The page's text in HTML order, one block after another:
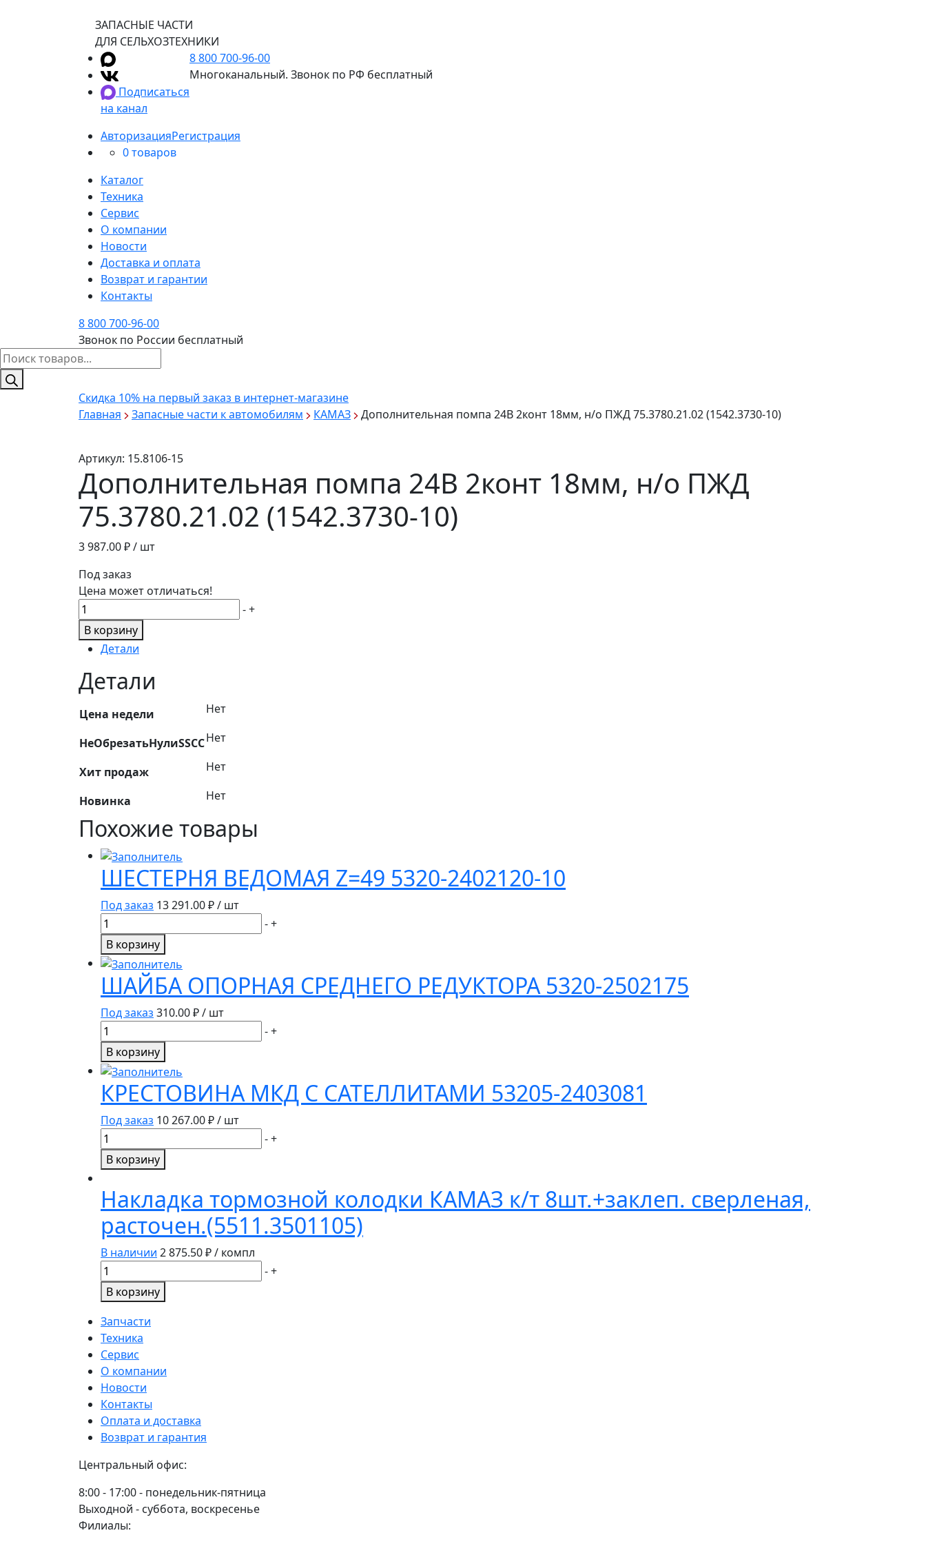
ЗАПАСНЫЕ ЧАСТИ
ДЛЯ СЕЛЬХОЗТЕХНИКИ
Подписаться
на канал
8 800 700-96-00
Многоканальный. Звонок по РФ бесплатный
АвторизацияРегистрация
0 товаров
Каталог
Техника
Сервис
О компании
Новости
Доставка и оплата
Возврат и гарантии
Контакты
8 800 700-96-00
Звонок по России бесплатный
Поиск
товаров
Скидка 10% на первый заказ в интернет-магазине
Главная
Запасные части к автомобилям КАМАЗ Дополнительная помпа 24В 2конт 18мм, н/о ПЖД 75.3780.21.02 (1542.3730-10)
Артикул: 15.8106-15
Дополнительная помпа 24В 2конт 18мм, н/о ПЖД
75.3780.21.02 (1542.3730-10)
3 987.00₽ / шт
Под заказ
Цена может отличаться!
Количество
товара
Дополнительная
помпа
24В
2конт
18мм,
н/
о
75.3780.21.02
10)
-+
В корзину
Детали
Детали
Цена недели Нет
НеОбрезатьНулиSSCCНет
Хит продаж Нет
Новинка Нет
Похожие товары
ШЕСТЕРНЯ ВЕДОМАЯ Z=49 5320-2402120-10
Под заказ 13 291.00₽ / шт
Количество
товара
ШЕСТЕРНЯ
ВЕДОМАЯ
Z=49
2402120-
10
-+
В корзину
ШАЙБА ОПОРНАЯ СРЕДНЕГО РЕДУКТОРА 5320-2502175
Под заказ 310.00₽ / шт
Количество
товара
ШАЙБА
ОПОРНАЯ
СРЕДНЕГО
5320-
2502175
-+
В корзину
КРЕСТОВИНА МКД С САТЕЛЛИТАМИ 53205-2403081
Под заказ 10 267.00₽ / шт
Количество
товара
КРЕСТОВИНА
С
САТЕЛЛИТАМИ
53205-
2403081
-+
В корзину
Накладка тормозной колодки КАМАЗ к/т 8шт.+заклеп. сверленая,
расточен.(5511.3501105)
В наличии 2 875.50₽ / компл
Количество
товара
Накладка
тормозной
колодки
КАМАЗ
к/
т
8шт.+заклеп.
сверленая,
расточен.
-+
В корзину
Запчасти
Техника
Сервис
О компании
Новости
Контакты
Оплата и доставка
Возврат и гарантия
Центральный офис:
8:00 - 17:00 - понедельник-пятница
Выходной - суббота, воскресенье
Филиалы: